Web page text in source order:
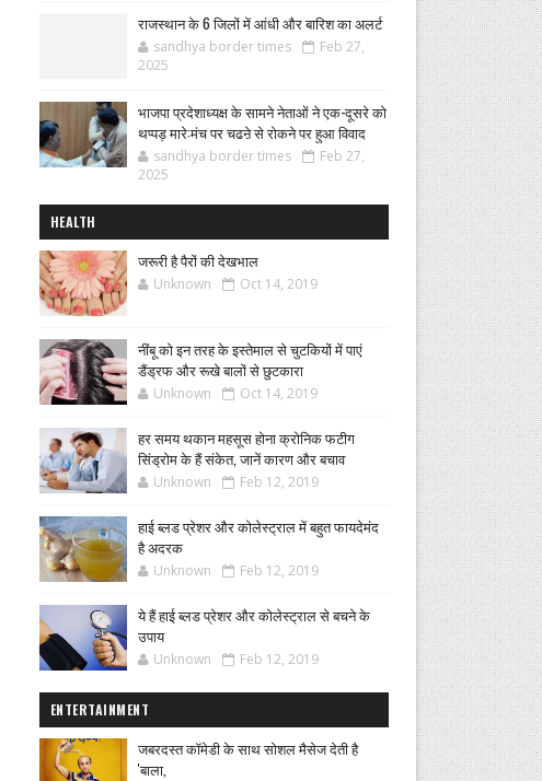
राजस्थान के 6 जिलों में आंधी और बारिश का अलर्ट
sandhya border times
Feb 27,
2025
भाजपा प्रदेशाध्यक्ष के सामने नेताओं ने एक-दूसरे को
थप्पड़ मारे:मंच पर चढऩे से रोकने पर हुआ विवाद
sandhya border times
Feb 27,
2025
HEALTH
जरूरी है पैरों की देखभाल
Unknown Oct 14, 2019
नींबू को इन तरह के इस्तेमाल से चुटकियों में पाएं
डैंड्रफ और रूखे बालों से छुटकारा
Unknown Oct 14, 2019
हर समय थकान महसूस होना क्रोनिक फटीग
सिंड्रोम के हैं संकेत, जानें कारण और बचाव
Unknown Feb 12, 2019
हाई ब्लड प्रेशर और कोलेस्ट्राल में बहुत फायदेमंद
है अदरक
Unknown Feb 12, 2019
ये हैं हाई ब्लड प्रेशर और कोलेस्ट्राल से बचने के
उपाय
Unknown Feb 12, 2019
ENTERTAINMENT
जबरदस्त कॉमेडी के साथ सोशल मैसेज देती है
'बाला,